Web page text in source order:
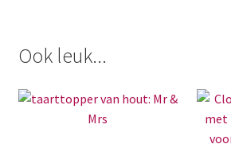
Ook leuk...